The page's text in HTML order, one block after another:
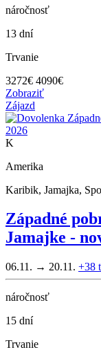
náročnosť
13 dní
Trvanie
3272€ 4090€
Zobraziť
Zájazd
K
Amerika
Karibik, Jamajka,
Západné
Jamajke -
06.11. → 20.11. +38
náročnosť
15 dní
Trvanie